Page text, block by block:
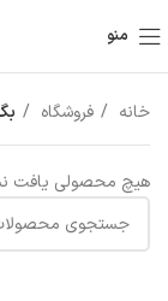
منو
خانه فروشگاه
هیچ محصولی یافت